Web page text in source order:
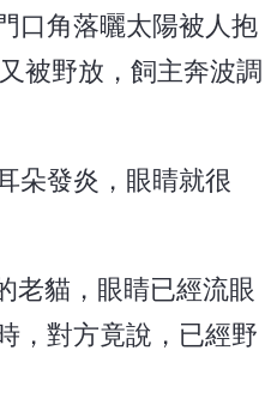
口角落曬太陽被人抱
被野放，飼主奔波調
朵發炎，眼睛就很
老貓，眼睛已經流眼
，對方竟說，已經野